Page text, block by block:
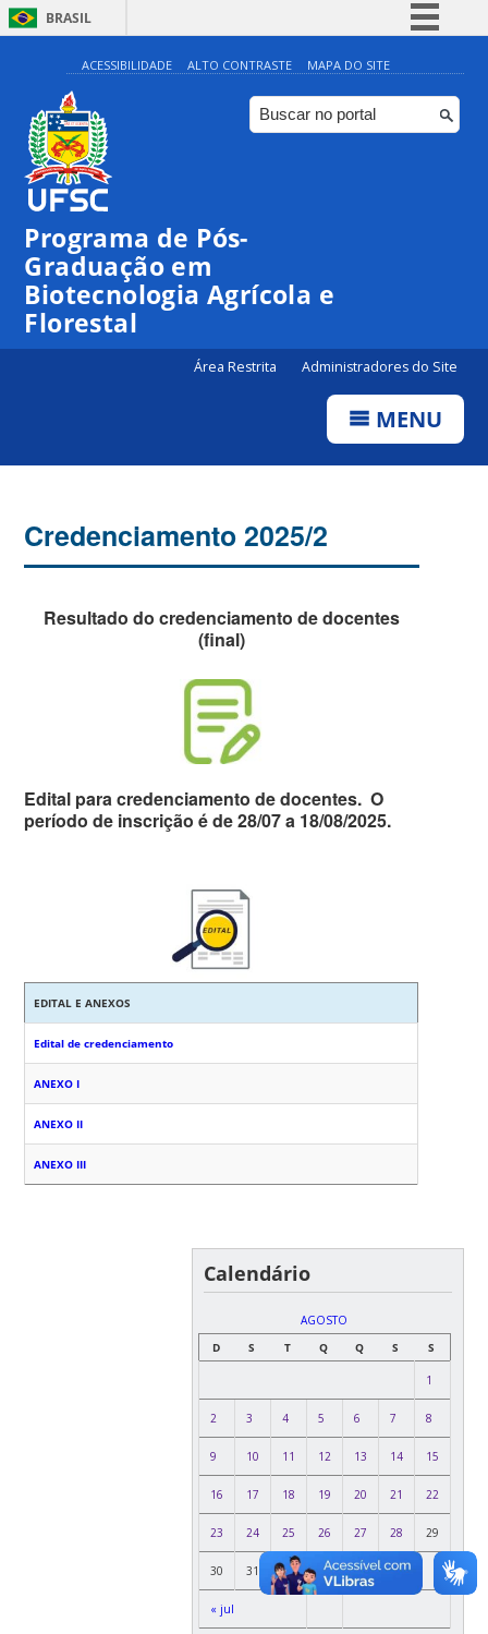
BRASIL
Simplifique!
Comunica BR
Participe
ACESSIBILIDADE ALTO CONTRASTE MAPA DO SITE
Programa de Pós-
Graduação em
Biotecnologia Agrícola e
Florestal
Área Restrita Administradores do Site
MENU
Credenciamento 2025/2
Resultado do credenciamento de docentes
(final)
Edital para credenciamento de docentes.O
período de inscrição é de28/07 a 18/08/2025.
EDITAL E ANEXOS
Edital de credenciamento
ANEXO I
ANEXO II
ANEXO III
Calendário
AGOSTO
D
S T Q Q S S
« jul
1
2 3 4 5 6 7 8
9 10 11 12 13 14 15
16 17 18 19 20 21 22
23 24 25 26 27 28 29
30 31